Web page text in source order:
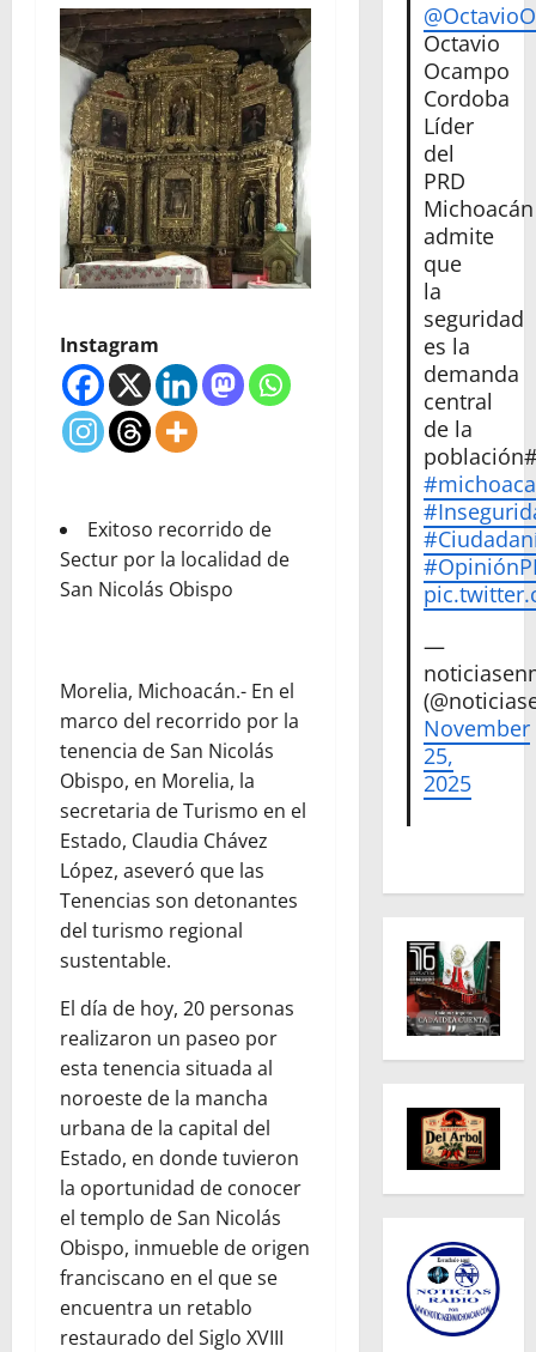
Instagram
Exitoso recorrido de
Sectur por la localidad de
San Nicolás Obispo
Morelia, Michoacán.- En el
marco del recorrido por la
tenencia de San Nicolás
Obispo, en Morelia, la
secretaria de Turismo en el
Estado, Claudia Chávez
López, aseveró que las
Tenencias son detonantes
del turismo regional
sustentable.
El día de hoy, 20 personas
realizaron un paseo por
esta tenencia situada al
noroeste de la mancha
urbana de la capital del
Estado, en donde tuvieron
la oportunidad de conocer
el templo de San Nicolás
Obispo, inmueble de origen
franciscano en el que se
encuentra un retablo
restaurado del Siglo XVIII
Octavio
Ocampo
Cordoba
Líder
del
PRD
Michoacán
admite
que
la
seguridad
es la
demanda
central
de la
—
November
25,
2025